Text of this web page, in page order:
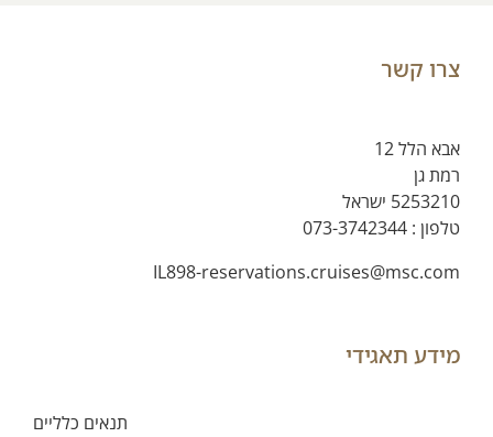
צרו קשר
אבא הלל 12
רמת גן
5253210 ישראל
טלפון : 073-3742344
IL898-reservations.cruises@msc.com
מידע תאגידי
תנאים כלליים